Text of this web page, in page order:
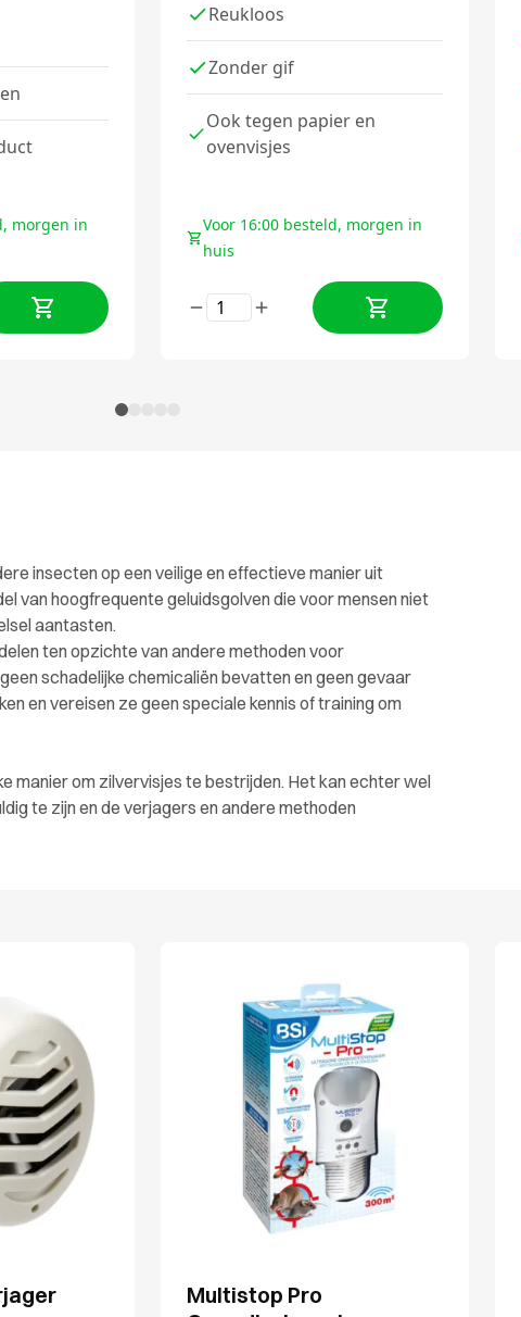
morgen in
Reukloos
Zonder gif
Ook tegen papier en
ovenvisjes
Voor 16:00 besteld, morgen in
huis
insecten op een veilige en effectieve manier uit
van hoogfrequente geluidsgolven die voor mensen niet
aantasten.
ten opzichte van andere methoden voor
schadelijke chemicaliën bevatten en geen gevaar
en vereisen ze geen speciale kennis of training om
manier om zilvervisjes te bestrijden. Het kan echter wel
te zijn en de verjagers en andere methoden
Multistop Pro